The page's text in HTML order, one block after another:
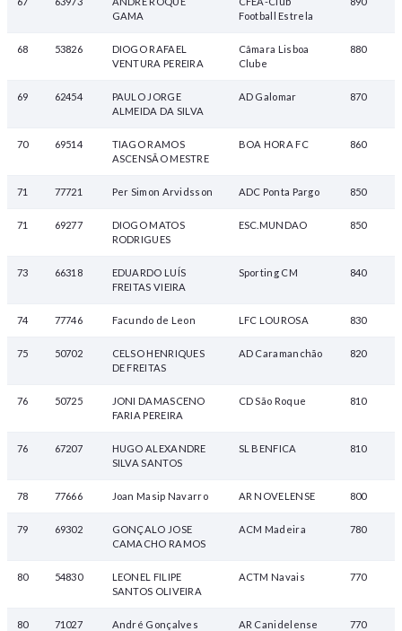
GAMA
Football Estrela
68 53826
DIOGO RAFAEL
VENTURA PEREIRA
Câmara Lisboa
Clube
880
69 62454
PAULO JORGE
ALMEIDA DA SILVA
AD Galomar 870
70 69514
TIAGO RAMOS
ASCENSÃO MESTRE
BOA HORA FC 860
71 77721 Per Simon Arvidsson ADC Ponta Pargo 850
71 69277
DIOGO MATOS
RODRIGUES
ESC.MUNDAO 850
73 66318
EDUARDO LUÍS
FREITAS VIEIRA
Sporting CM 840
74 77746 Facundo de Leon LFC LOUROSA 830
75 50702
CELSO HENRIQUES
DE FREITAS
AD Caramanchão 820
76 50725
JONI DAMASCENO
FARIA PEREIRA
CD São Roque 810
76 67207
HUGO ALEXANDRE
SILVA SANTOS
SL BENFICA 810
78 77666 Joan Masip Navarro AR NOVELENSE 800
79 69302
GONÇALO JOSE
CAMACHO RAMOS
ACM Madeira 780
80 54830
LEONEL FILIPE
SANTOS OLIVEIRA
ACTM Navais 770
80 71027
André Gonçalves
AR Canidelense 770